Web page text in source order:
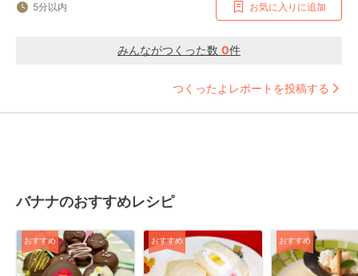
5分以内 お気に入りに追加
みんながつくった数 0件
つくったよレポートを投稿する
バナナのおすすめレシピ
おすすめ おすすめ おすすめ